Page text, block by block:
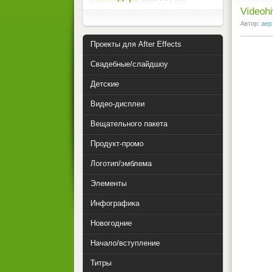
Автор: aep
Проекты для After Effects
Свадебные/слайдшоу
Детские
Видео-дисплеи
Вещательного пакета
Продукт-промо
Логотип/эмблема
Элементы
Инфографика
Новогодние
Начало/вступление
Титры